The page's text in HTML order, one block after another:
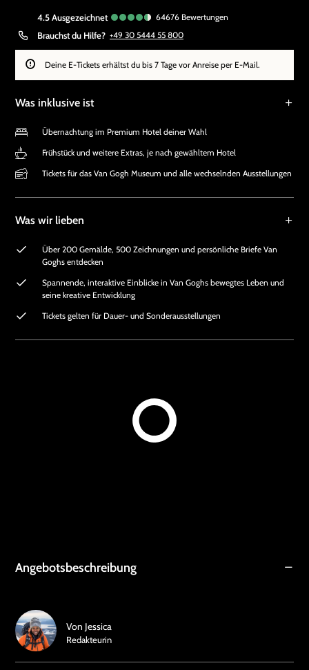
4.5 ausgezeichnet 64676 Bewertungen
Brauchst du Hilfe? +49 30 5444 55 800
Deine E-Tickets erhältst du bis 7 Tage vor Anreise per E-Mail.
Was inklusive ist
Übernachtung im Premium Hotel deiner Wahl
Frühstück und weitere Extras, je nach gewähltem Hotel
Tickets für das Van Gogh Museum und alle wechselnden Ausstellungen
Was wir lieben
Über 200 Gemälde, 500 Zeichnungen und persönliche Briefe Van
Goghs entdecken
Spannende, interaktive Einblicke in Van Goghs bewegtes Leben und
seine kreative Entwicklung
Tickets gelten für Dauer- und Sonderausstellungen
Angebotsbeschreibung
Von Jessica
Redakteurin